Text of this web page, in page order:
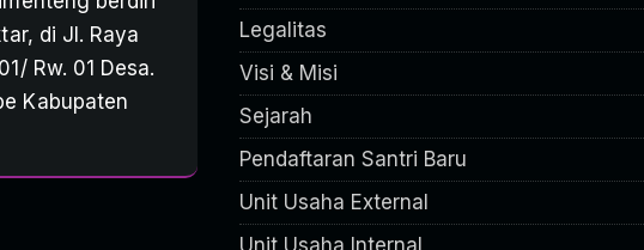
di Jl. Raya
Rw. 01 Desa.
Kabupaten
Legalitas
Visi & Misi
Sejarah
Pendaftaran Santri Baru
Unit Usaha External
Unit Usaha Internal